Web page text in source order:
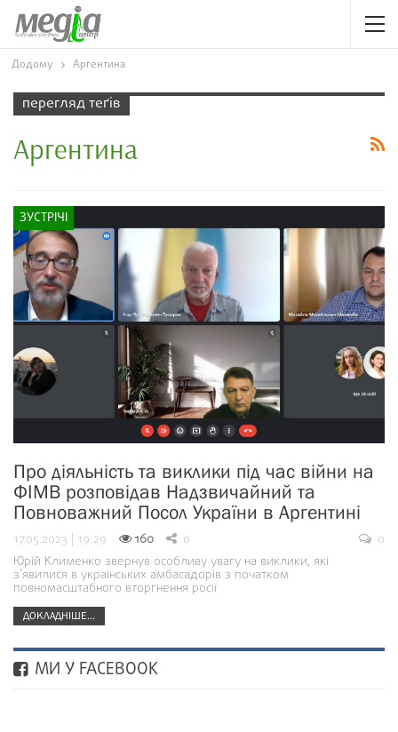
Додому Аргентина
перегляд теґів
Аргентина
ЗУСТРІЧІ
Про діяльність та виклики під час війни на
ФІМВ розповідав Надзвичайний та
Повноважний Посол України в Аргентині
17.05.2023 | 19:29 160 0
0
Юрій Клименко звернув особливу увагу на виклики, які
з’явилися в українських амбасадорів з початком
повномасштабного вторгнення росії
ДОКЛАДНІШЕ...
МИ У FACEBOOK